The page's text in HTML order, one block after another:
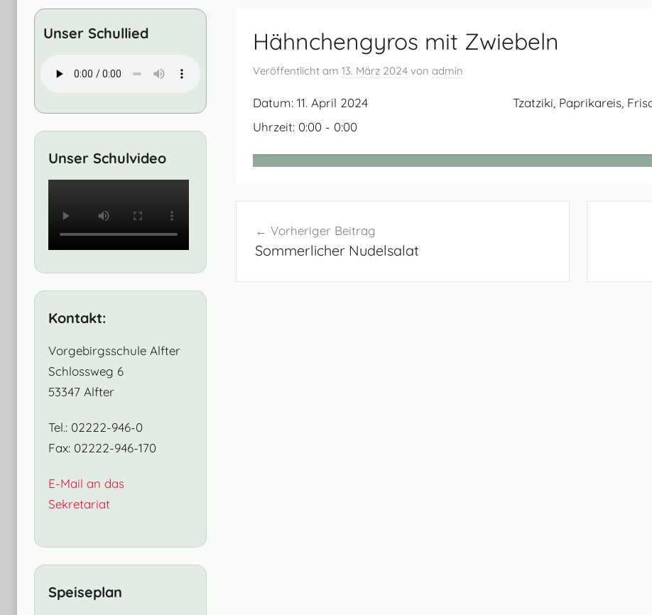
Hähnchengyros mit Zwiebeln
Veröffentlicht am 13. März 2024 von admin
Datum: 11. April 2024
Uhrzeit: 0:00 - 0:00
Tzatziki, Paprikareis,
Vorheriger Beitrag
Sommerlicher Nudelsalat
Unser Schullied
Unser Schulvideo
Kontakt:
Vorgebirgsschule Alfter
Schlossweg 6
53347 Alfter
Tel.: 02222-946-0
Fax: 02222-946-170
E-Mail an das
Sekretariat
Speiseplan